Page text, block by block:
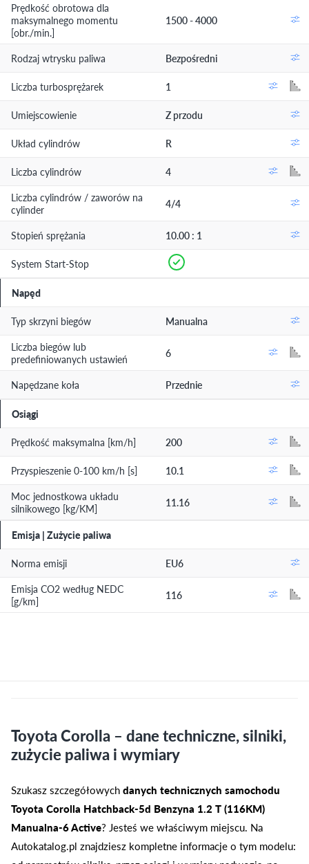
Prędkość obrotowa dla
maksymalnego momentu
[obr./min.]
1500 - 4000
Rodzaj wtrysku paliwa Bezpośredni
Liczba turbosprężarek 1
Umiejscowienie Z przodu
Układ cylindrów R
Liczba cylindrów
4
Liczba cylindrów / zaworów na
cylinder
4/4
Stopień sprężania 10.00 : 1
System Start-Stop
Napęd
Typ skrzyni biegów
Manualna
Liczba biegów lub
predefiniowanych ustawień
6
Napędzane koła Przednie
Osiągi
Prędkość maksymalna [km/h] 200
Przyspieszenie 0-100 km/h [s]
10.1
Moc jednostkowa układu
silnikowego [kg/KM]
11.16
Emisja | Zużycie paliwa
Norma emisji
EU6
Emisja CO2 według NEDC
[g/km]
116
Toyota Corolla – dane techniczne, silniki,
zużycie paliwa i wymiary
Szukasz szczegółowychdanych technicznych samochodu
Toyota Corolla Hatchback-5d Benzyna 1.2 T (116KM)
Manualna-6 Active? Jesteś we właściwym miejscu. Na
Autokatalog.pl znajdziesz kompletne informacje o tym modelu: